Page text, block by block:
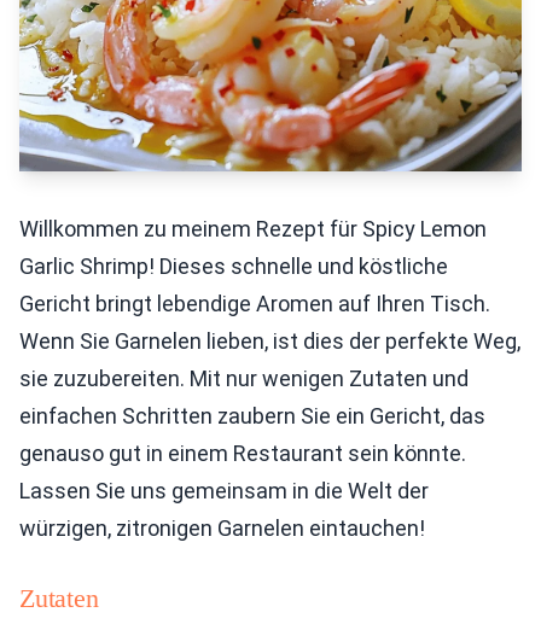
Willkommen zu meinem Rezept für Spicy Lemon
Garlic Shrimp! Dieses schnelle und köstliche
Gericht bringt lebendige Aromen auf Ihren Tisch.
Wenn Sie Garnelen lieben, ist dies der perfekte Weg,
sie zuzubereiten. Mit nur wenigen Zutaten und
einfachen Schritten zaubern Sie ein Gericht, das
genauso gut in einem Restaurant sein könnte.
Lassen Sie uns gemeinsam in die Welt der
würzigen, zitronigen Garnelen eintauchen!
Zutaten